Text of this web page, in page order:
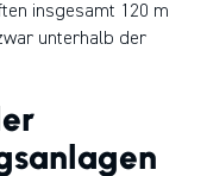
insgesamt 120 m
unterhalb der